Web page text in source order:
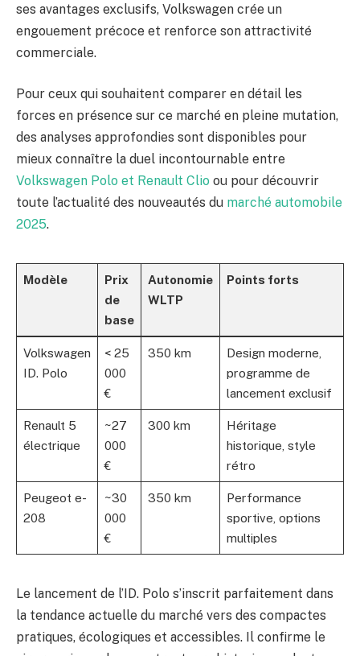
ses avantages exclusifs, Volkswagen crée un
engouement précoce et renforce son attractivité
commerciale.
Pour ceux qui souhaitent comparer en détail les
forces en présence sur ce marché en pleine mutation,
des analyses approfondies sont disponibles pour
mieux connaître la duel incontournable entre
Volkswagen Polo et Renault Clio ou pour découvrir
toute l’actualité des nouveautés du marché automobile
2025.
Modèle
Prix
de
base
Autonomie
WLTP
Points forts
Volkswagen
ID. Polo
< 25
000
€
350 km
Design moderne,
programme de
lancement exclusif
Renault 5
électrique
~27
000
€
300 km
Héritage
historique, style
rétro
Peugeot e-
208
~30
000
€
350 km
Performance
sportive, options
multiples
Le lancement de l’ID. Polo s’inscrit parfaitement dans
la tendance actuelle du marché vers des compactes
pratiques, écologiques et accessibles. Il confirme le